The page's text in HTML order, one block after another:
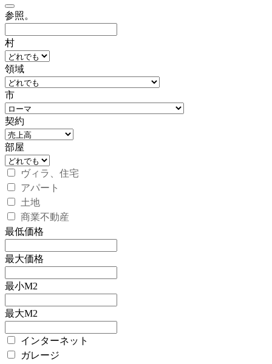
参照。
村
領域
市
契約
部屋
ヴィラ、住宅
アパート
土地
商業不動産
最低価格
最大価格
最小M2
最大M2
インターネット
ガレージ